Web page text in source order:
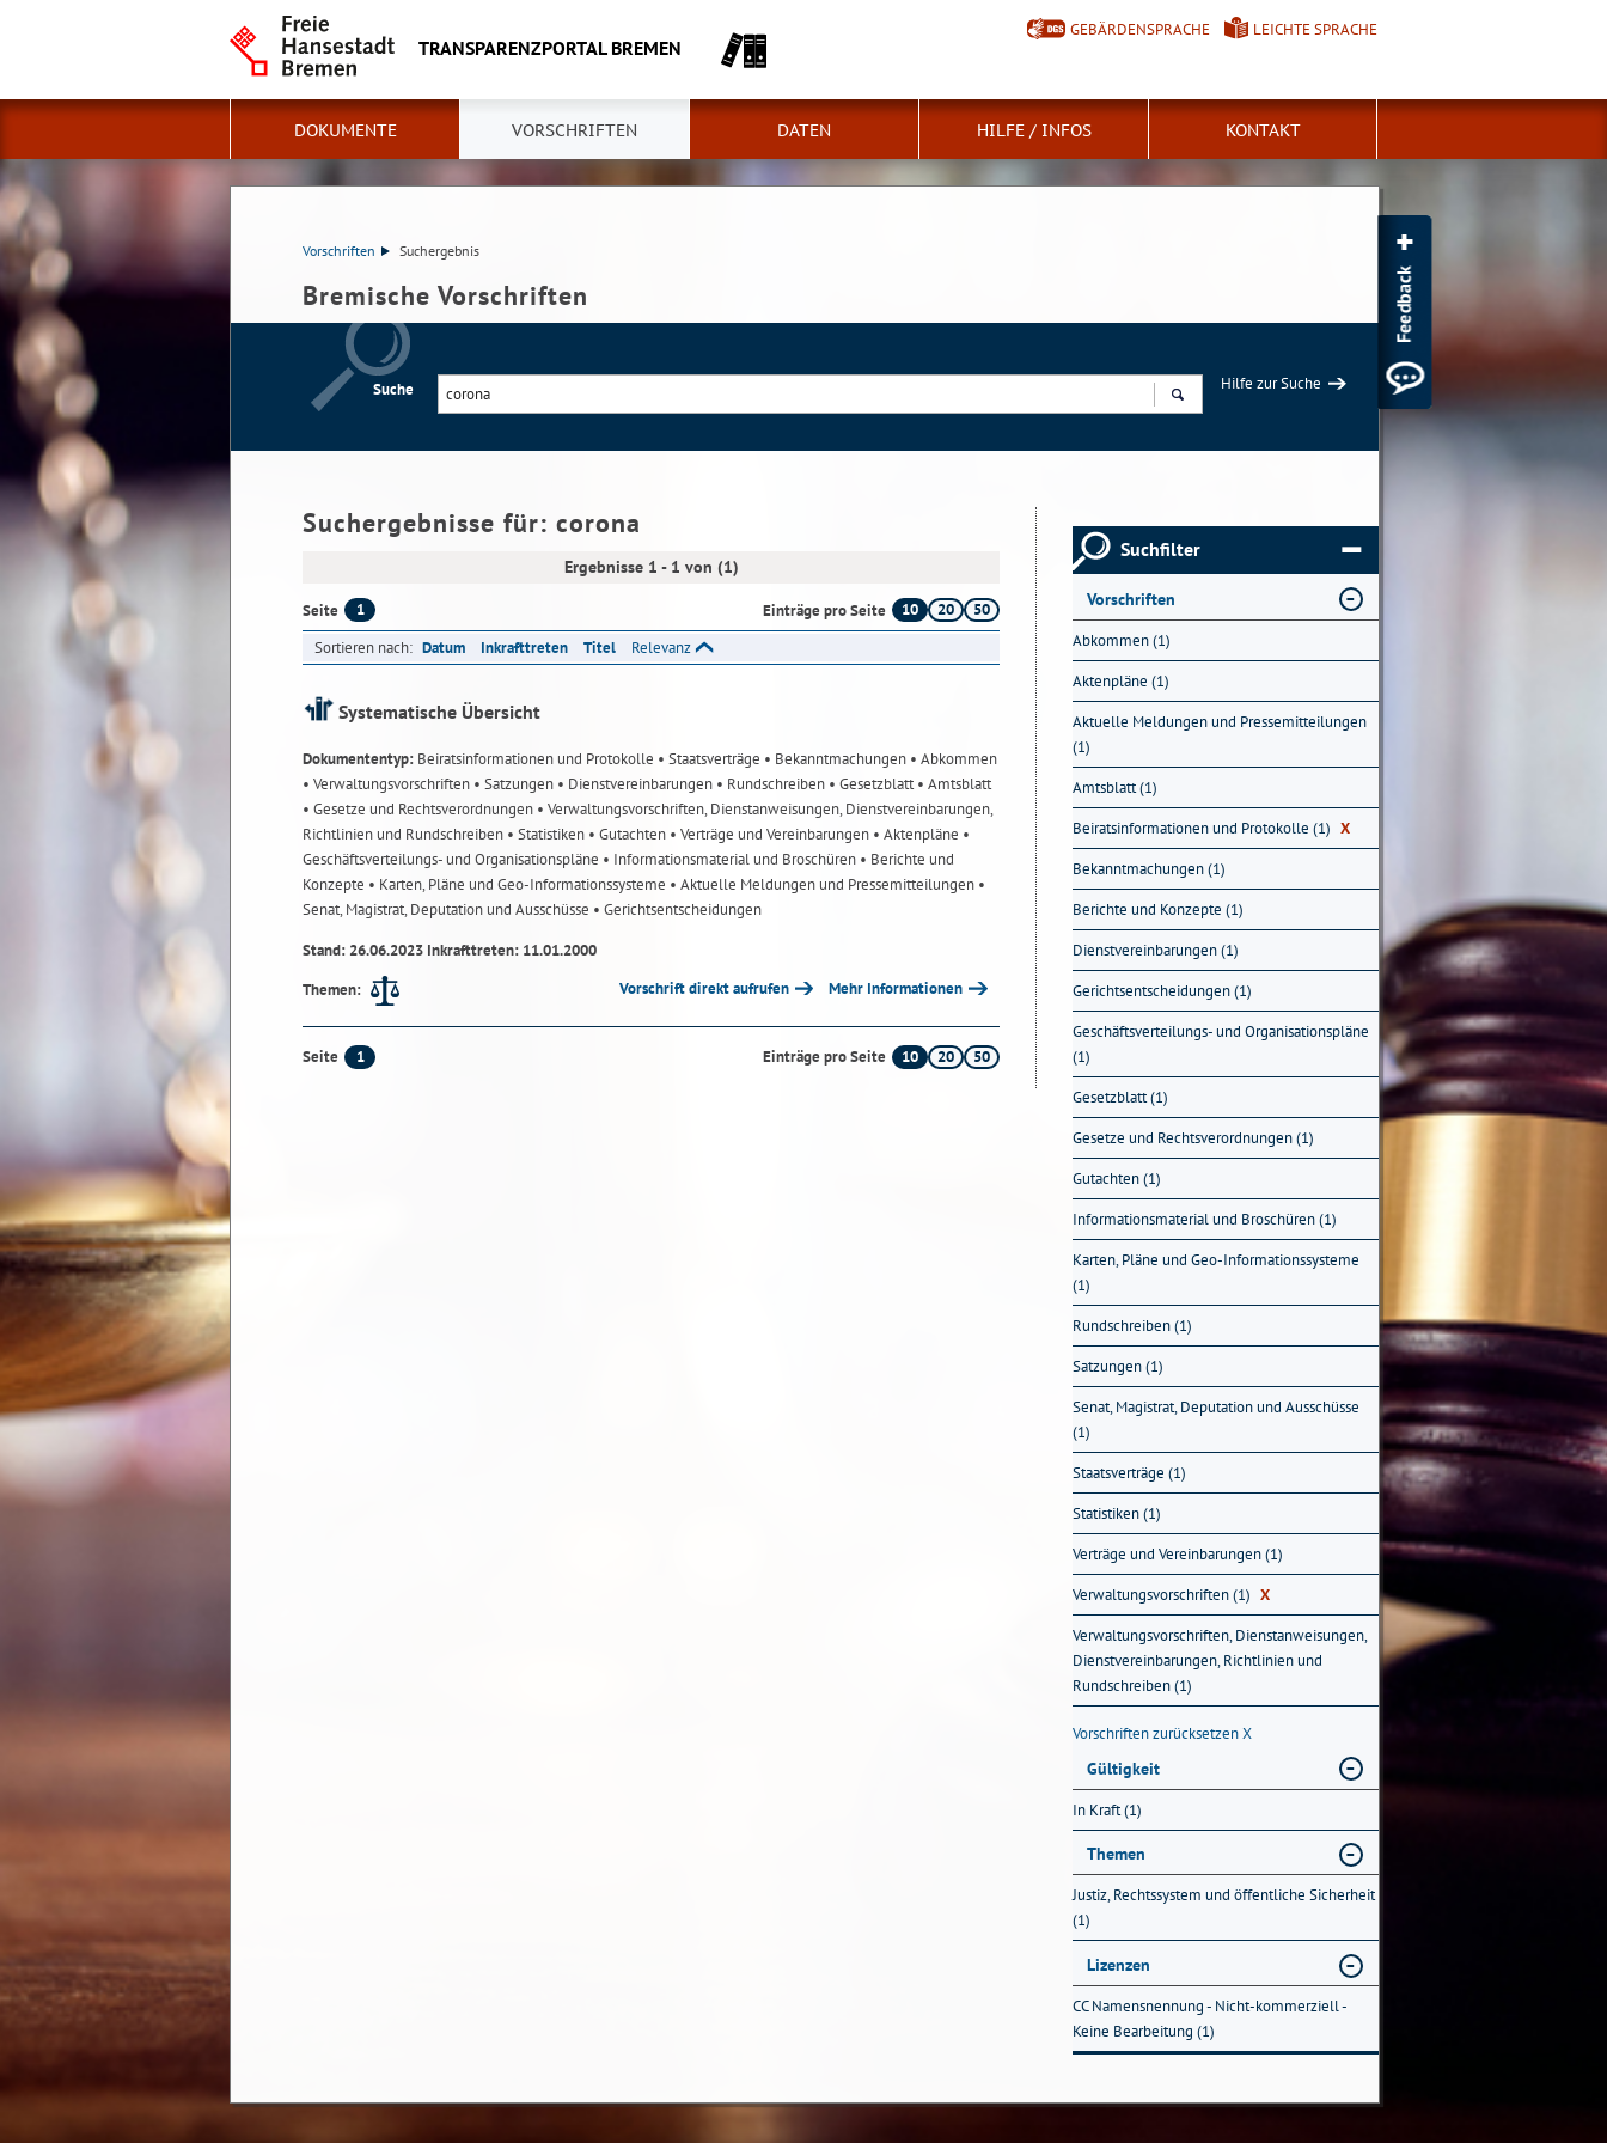
TRANSPARENZPORTAL BREMEN
GEBÄRDENSPRACHE LEICHTE SPRACHE
DOKUMENTE VORSCHRIFTEN DATEN HILFE / INFOS KONTAKT
Vorschriften Suchergebnis
Bremische Vorschriften
Suche
Hilfe zur Suche
Suchergebnisse für: corona
Ergebnisse 1 - 1 von (1)
Seite 1 Einträge pro Seite 10 20
50
Sortieren nach: Datum Inkrafttreten Titel Relevanz
Systematische Übersicht
Dokumententyp: Beiratsinformationen und Protokolle • Staatsverträge • Bekanntmachungen • Abkommen
• Verwaltungsvorschriften • Satzungen • Dienstvereinbarungen • Rundschreiben • Gesetzblatt• Amtsblatt
• Gesetze und Rechtsverordnungen • Verwaltungsvorschriften, Dienstanweisungen, Dienstvereinbarungen,
Richtlinien und Rundschreiben • Statistiken • Gutachten • Verträge und Vereinbarungen • Aktenpläne •
Geschäftsverteilungs- und Organisationspläne • Informationsmaterial und Broschüren • Berichte und
Konzepte • Karten, Pläne und Geo-Informationssysteme • Aktuelle Meldungen und Pressemitteilungen •
Senat, Magistrat, Deputation und Ausschüsse • Gerichtsentscheidungen
Stand: 26.06.2023 Inkrafttreten: 11.01.2000
Themen:
Vorschrift direkt aufrufen Mehr Informationen
Seite 1 Einträge pro Seite 10 20 50
Suchfilter
Vorschriften
Abkommen (1)
Aktenpläne (1)
Aktuelle Meldungen und Pressemitteilungen
(1)
Amtsblatt (1)
Beiratsinformationen und Protokolle (1) X
Bekanntmachungen (1)
Berichte und Konzepte (1)
Dienstvereinbarungen (1)
Gerichtsentscheidungen (1)
Geschäftsverteilungs- und Organisationspläne
(1)
Gesetzblatt (1)
Gesetze und Rechtsverordnungen (1)
Gutachten (1)
Informationsmaterial und Broschüren (1)
Karten, Pläne und Geo-Informationssysteme
(1)
Rundschreiben (1)
Satzungen (1)
Senat, Magistrat, Deputation und Ausschüsse
(1)
Staatsverträge (1)
Statistiken (1)
Verträge und Vereinbarungen (1)
Verwaltungsvorschriften (1) X
Verwaltungsvorschriften, Dienstanweisungen,
Dienstvereinbarungen, Richtlinien und
Rundschreiben (1)
Vorschriften zurücksetzenX
Gültigkeit
In Kraft (1)
Themen
Justiz, Rechtssystem und öffentliche Sicherheit
(1)
Lizenzen
CC Namensnennung - Nicht-kommerziell -
Keine Bearbeitung (1)